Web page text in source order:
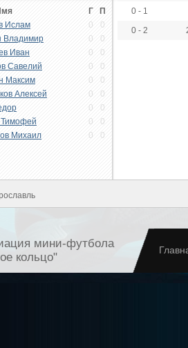
Г П
Ислам 0 0
Владимир 0 0
Иван 0 0
Савелий 0 0
Максим 0 0
Алексей 0 0
0 0
0 0
Михаил 0 0
0 - 1
0 - 2
мини-футбола
кольцо"